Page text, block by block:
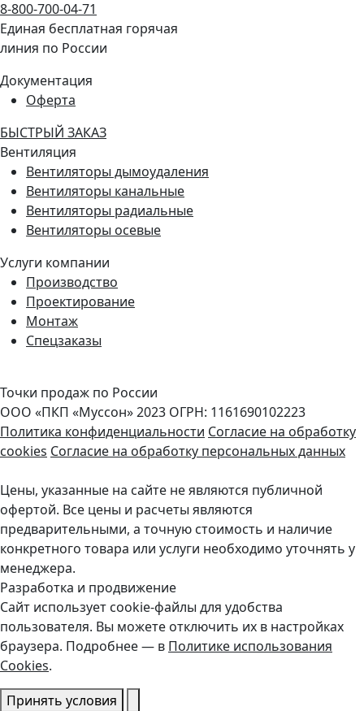
8-800-700-04-71
Единая бесплатная горячая
линия по России
Документация
Оферта
БЫСТРЫЙ ЗАКАЗ
Вентиляция
Вентиляторы дымоудаления
Вентиляторы канальные
Вентиляторы радиальные
Вентиляторы осевые
Услуги компании
Производство
Проектирование
Монтаж
Спецзаказы
Точки продаж по России
ООО «ПКП «Муссон» 2023 ОГРН: 1161690102223
Политика конфиденциальности Согласие на обработку
cookies Согласие на обработку персональных данных
Цены, указанные на сайте не являются публичной
офертой. Все цены и расчеты являются
предварительными, а точную стоимость и наличие
конкретного товара или услуги необходимо уточнять у
менеджера.
Разработка и продвижение
Сайт использует cookie-файлы для удобства
пользователя. Вы можете отключить их в настройках
браузера. Подробнее — в Политике использования
Cookies.
Принять условия